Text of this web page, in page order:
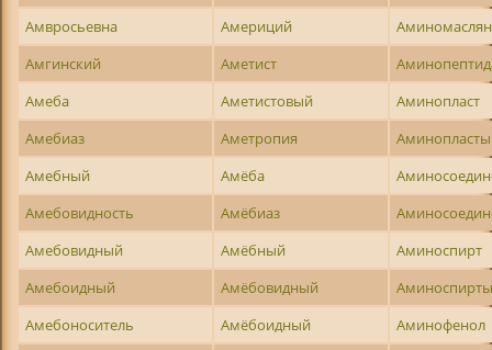
Амвросьевна
Америций
Амгинский
Аметист
Амеба
Аметистовый
Аминопласт
Амебиаз
Аметропия
Аминопласты
Амебный
Амёба
Амебовидность
Амёбиаз
Амебовидный
Амёбный
Аминоспирт
Амебоидный
Амёбовидный
Амебоноситель
Амёбоидный
Аминофенол